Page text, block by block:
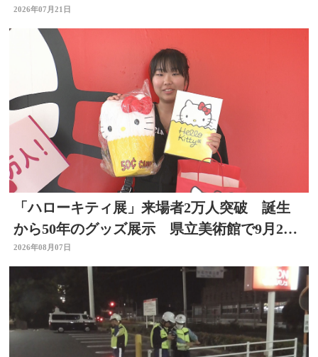
2026年07月21日
「ハローキティ展」来場者2万人突破 誕生
から50年のグッズ展示 県立美術館で9月23
日まで
2026年08月07日